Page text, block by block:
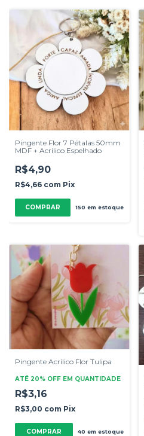
Pingente Flor 7 Pétalas 50mm
MDF + Acrílico Espelhado
R$4,90
R$4,66 com Pix
COMPRAR 150 em estoque
Pingente Acrílico Flor Tulipa
ATÉ 20% OFF EM QUANTIDADE
R$3,16
R$3,00 com Pix
COMPRAR 40 em estoque